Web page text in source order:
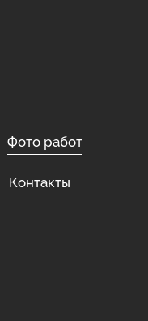
Фото работ
Контакты